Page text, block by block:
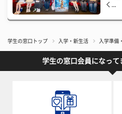
く...
学生の窓口トップ 入学・新生活 入学準備
学生の窓口会員になって